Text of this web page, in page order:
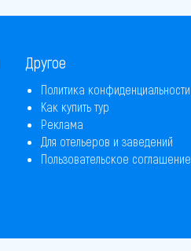
Другое
Политика конфиденциальности
Как купить тур
Реклама
Для отельеров и заведений
Пользовательское соглашение